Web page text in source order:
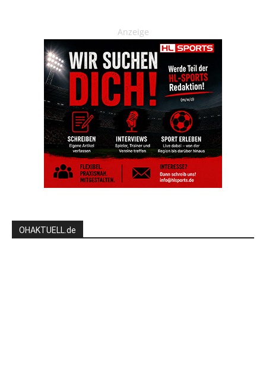
Anzeige
OHAKTUELL.de